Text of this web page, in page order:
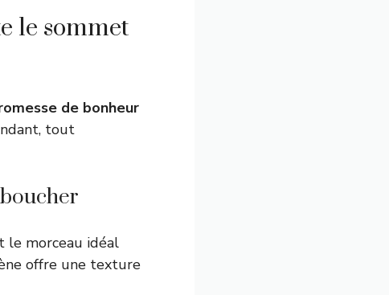
le sommet
de bonheur
tout
le morceau idéal
offre une texture